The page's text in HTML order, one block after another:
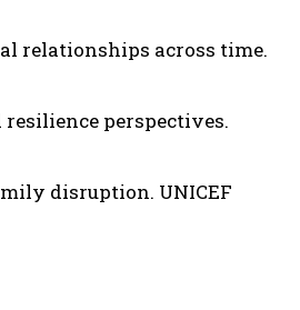
relationships across time.
resilience perspectives.
disruption. UNICEF